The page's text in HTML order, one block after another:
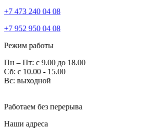
+7 473 240 04 08
+7 952 950 04 08
Режим работы
Пн – Пт: с 9.00 до 18.00
Сб: с 10.00 - 15.00
Вс: выходной
Работаем без перерыва
Наши адреса